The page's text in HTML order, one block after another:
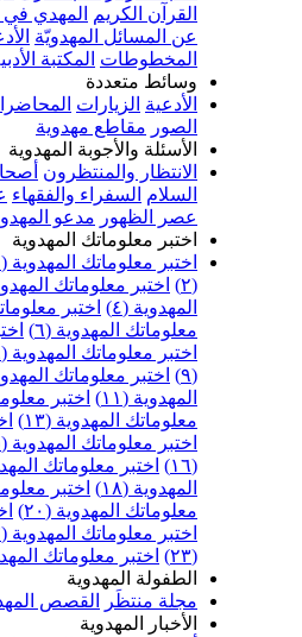
القرآن الكريم المهدي في الأحاديث
عن المسائل المهدويّة الأدعية
المكتبة الأدبية دعوى
وسائط متعددة
الزيارات المحاضرات المراثي
مقاطع مهدوية
الأسئلة والأجوبة المهدوية
الانتظار والمنتظرون
أصحاب الإمام
السفراء والفقهاء علامات
مدعو المهدوية متفرقة
اختبر معلوماتك المهدوية
اختبر معلوماتك المهدوية (١)
اختبر
اختبر معلوماتك المهدوية (٣)
اختبر معلوماتك المهدوية (٥)
معلوماتك المهدوية (٦)
اختبر معلوماتك
اختبر معلوماتك المهدوية (٨)
اختبر
اختبر معلوماتك المهدوية (١٠)
اختبر معلوماتك المهدوية
معلوماتك المهدوية (١٣)
اختبر
اختبر معلوماتك المهدوية (١٥)
اختبر
اختبر معلوماتك المهدوية (١٧)
اختبر معلوماتك المهدوية
معلوماتك المهدوية (٢٠)
اختبر
اختبر معلوماتك المهدوية (٢٢)
اختبر
اختبر معلوماتك المهدوية (٢٤)
الطفولة المهدوية
مجلة منتظَر
القصص المهدوية
الأخبار المهدوية